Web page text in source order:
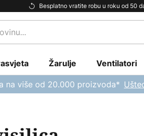
Besplatno vratite robu u roku od 50
Žarulje Ventilatori
na više od 20.000 proizvoda*